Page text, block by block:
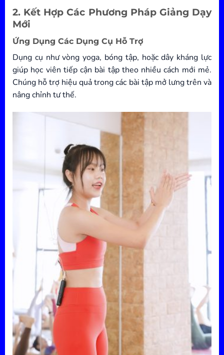
2. Kết Hợp Các Phương Pháp Giảng Dạy
Mới
Ứng Dụng Các Dụng Cụ Hỗ Trợ
Dụng cụ như vòng yoga, bóng tập, hoặc dây kháng lực
giúp học viên tiếp cận bài tập theo nhiều cách mới mẻ.
Chúng hỗ trợ hiệu quả trong các bài tập mở lưng trên và
nâng chỉnh tư thế.